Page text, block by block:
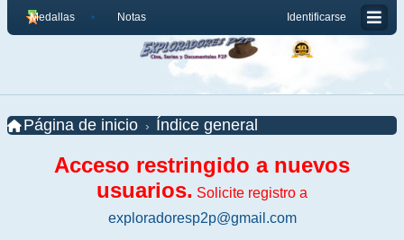
Identificarse
Medallas Notas
Página de inicio Índice general
Acceso restringido a nuevos
usuarios. Solicite registro a
exploradoresp2p@gmail.com